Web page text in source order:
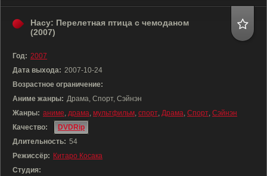
Насу: Перелетная птица с чемоданом
(2007)
Год: 2007
Дата выхода: 2007-10-24
Возрастное ограничение:
Аниме жанры: Драма, Спорт, Сэйнэн
Жанры: аниме, драма, мультфильм, спорт, Драма, Спорт, Сэйнэн
Качество:
DVDRip
Длительность: 54
Режиссёр: Китаро Косака
Студия: